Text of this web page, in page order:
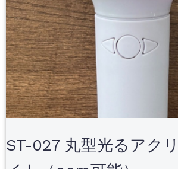
ST-027 丸型光るアク